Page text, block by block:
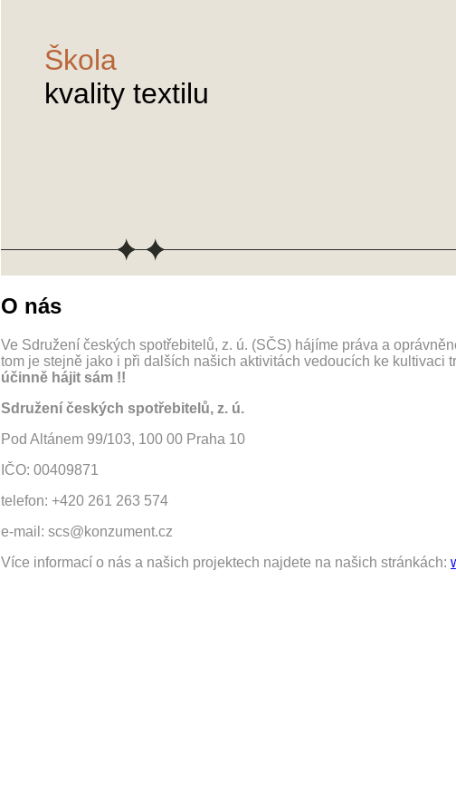
Škola
kvality textilu
O nás
Ve Sdružení českých spotřebitelů, z. ú. (SČS) hájíme práva a
tom je stejně jako i při dalších našich aktivitách vedoucích ke kultivaci
účinně hájit sám !!
Sdružení českých spotřebitelů, z. ú.
Pod Altánem 99/103, 100 00 Praha 10
IČO: 00409871
telefon: +420 261 263 574
e-mail: scs@konzument.cz
Více informací o nás a našich projektech najdete na našich stránkách: